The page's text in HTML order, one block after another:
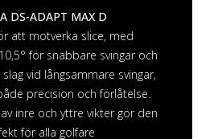
DS-ADAPT MAX D
att motverka slice, med
för snabbare svingar och
vid långsammare svingar,
precision och förlåtelse.
inre och yttre vikter gör den
för alla golfare